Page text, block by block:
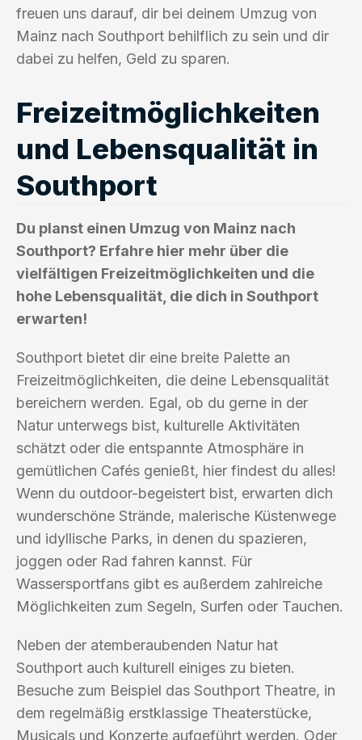
freuen uns darauf, dir bei deinem Umzug von
Mainz nach Southport behilflich zu sein und dir
dabei zu helfen, Geld zu sparen.
Freizeitmöglichkeiten
und Lebensqualität in
Southport
Du planst einen Umzug von Mainz nach
Southport? Erfahre hier mehr über die
vielfältigen Freizeitmöglichkeiten und die
hohe Lebensqualität, die dich in Southport
erwarten!
Southport bietet dir eine breite Palette an
Freizeitmöglichkeiten, die deine Lebensqualität
bereichern werden. Egal, ob du gerne in der
Natur unterwegs bist, kulturelle Aktivitäten
schätzt oder die entspannte Atmosphäre in
gemütlichen Cafés genießt, hier findest du alles!
Wenn du outdoor-begeistert bist, erwarten dich
wunderschöne Strände, malerische Küstenwege
und idyllische Parks, in denen du spazieren,
joggen oder Rad fahren kannst. Für
Wassersportfans gibt es außerdem zahlreiche
Möglichkeiten zum Segeln, Surfen oder Tauchen.
Neben der atemberaubenden Natur hat
Southport auch kulturell einiges zu bieten.
Besuche zum Beispiel das Southport Theatre, in
dem regelmäßig erstklassige Theaterstücke,
Musicals und Konzerte aufgeführt werden. Oder